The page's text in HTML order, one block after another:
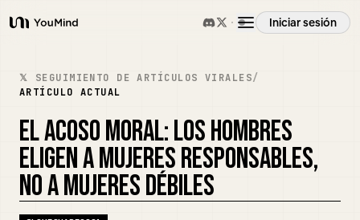
YouMind
Iniciar sesión
Resumen
Casos de uso
Habilidades
𝕏 SEGUIMIENTO DE ARTÍCULOS VIRALES/
ARTÍCULO ACTUAL
EL ACOSO MORAL: LOS HOMBRES
ELIGEN A MUJERES RESPONSABLES,
NO A MUJERES DÉBILES